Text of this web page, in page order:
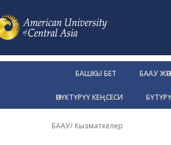
БАШКЫ БЕТ БААУ
ӨНҮКТҮРҮҮ КЕҢСЕСИ
БААУ/Кызматкелер